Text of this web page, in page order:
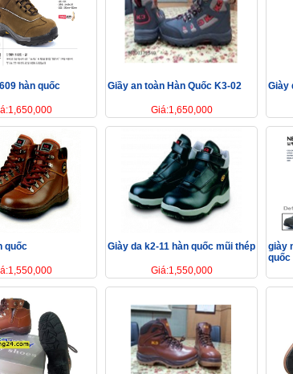
hàn quốc Giầy an toàn Hàn Quốc K3-02
Giá:1,650,000
Giày
quốc Giày da k2-11 hàn quốc mũi thép
Giá:1,550,000
giày
quốc